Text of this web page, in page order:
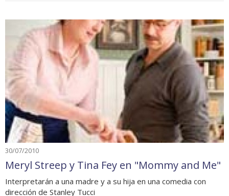
30/07/2010
Meryl Streep y Tina Fey en "Mommy and Me"
Interpretarán a una madre y a su hija en una comedia con
dirección de Stanley Tucci